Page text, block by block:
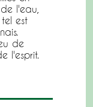
l'eau,
est
de
l'esprit.